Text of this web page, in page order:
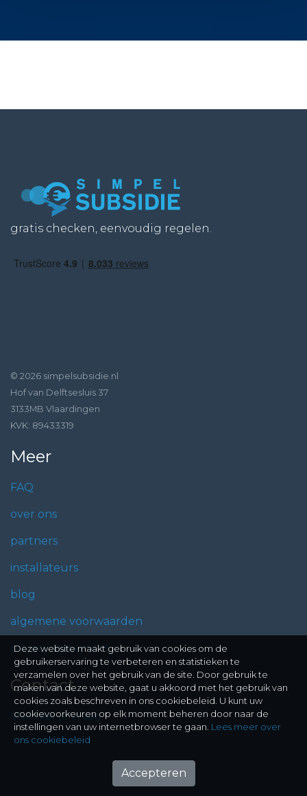
gratis checken, eenvoudig regelen.
© 2026 simpelsubsidie.nl
Hof van Delftsesluis 37
3133MB Vlaardingen
KVK: 89433319
Meer
FAQ
over ons
partners
installateurs
blog
algemene voorwaarden
privacy statement
Contact
Stel hier je vraag
Deze website maakt gebruik van cookies om de
gebruikerservaring te verbeteren en statistieken te
verzamelen over het gebruik van de site. Door gebruik te
maken van deze website, gaat u akkoord met het gebruik van
cookies zoals beschreven in ons cookiebeleid. U kunt uw
cookievoorkeuren op elk moment beheren door naar de
instellingen van uw internetbrowser te gaan. Lees meer over
ons cookiebeleid
Accepteren